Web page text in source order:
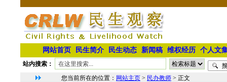
网站首页 民生简介 民生动态 新闻稿 维权经历 个人文
站内搜索：
您当前所在的位置： 网站主页 > 民办教师 > 正文